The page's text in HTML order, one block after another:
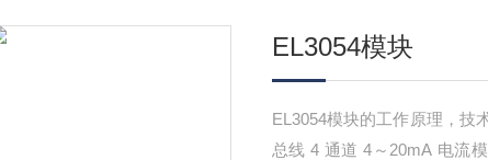
EL3054模块
EL3054模块的工作原理，技
总线 4 通道 4～20mA 电流